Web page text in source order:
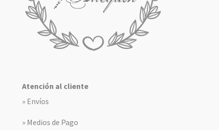
Atención al cliente
» Envíos
» Medios de Pago